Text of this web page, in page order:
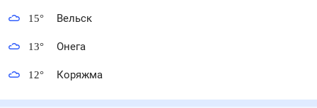
15° Вельск
13° Онега
12° Коряжма